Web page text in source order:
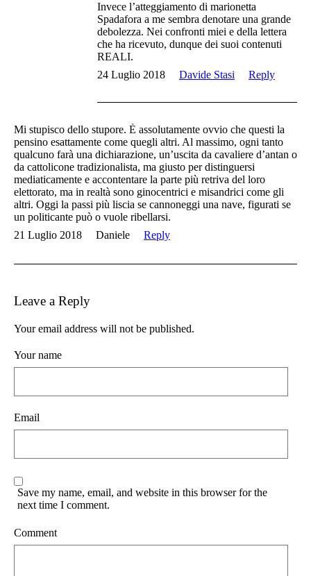
Invece l’atteggiamento di marionetta
Spadafora a me sembra denotare una grande
debolezza. Nei confronti miei e della lettera
che ha ricevuto, dunque dei suoi contenuti
REALI.
24 Luglio 2018
Davide Stasi Reply
Mi stupisco dello stupore. È assolutamente ovvio che questi la
pensino esattamente come quegli altri. Al massimo, ogni tanto
qualcuno farà una dichiarazione, un’uscita da cavaliere d’antan o
da cattolicone tradizionalista, ma giusto per distinguersi
mediaticamente e accontentare la parte più retriva del loro
elettorato, ma in realtà sono ginocentrici e misandrici come gli
altri. Oggi la passi più liscia se cannoneggi una nave, figurati se
un politicante può o vuole ribellarsi.
21 Luglio 2018
Daniele Reply
Leave a Reply
Your email address will not be published.
Your name
Email
Save my name, email, and website in this browser for the
next time I comment.
Comment